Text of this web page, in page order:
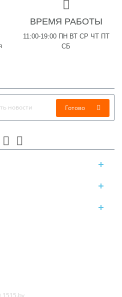
ВРЕМЯ РАБОТЫ
11:00-19:00 ПН ВТ СР ЧТ ПТ
СБ
Готово
1515.by